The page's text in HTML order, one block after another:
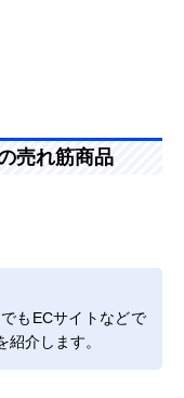
売れ筋商品
もECサイトなどで
介します。